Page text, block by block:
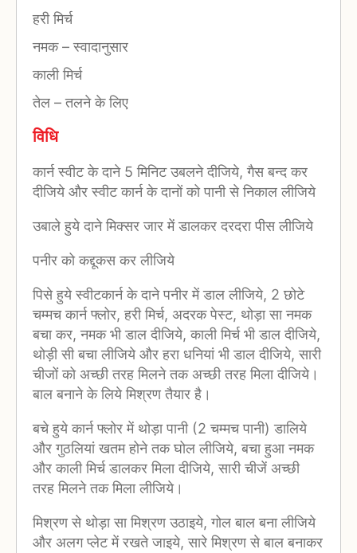
हरी मिर्च
नमक–स्वादानुसार
काली मिर्च
तेल –तलने के लिए
विधि
कार्न स्वीट के दाने 5 मिनिट उबलने दीजिये, गैस बन्द कर
दीजिये और स्वीट कार्न के दानों को पानी से निकाल लीजिये
उबाले हुये दाने मिक्सर जार में डालकर दरदरा पीस लीजिये
पनीर को कद्दूकस कर लीजिये
पिसे हुये स्वीटकार्न के दाने पनीर में डाल लीजिये, 2 छोटे
चम्मच कार्न फ्लोर, हरी मिर्च, अदरक पेस्ट, थोड़ा सा नमक
बचा कर, नमक भी डाल दीजिये, काली मिर्च भी डाल दीजिये,
थोड़ी सी बचा लीजिये और हरा धनियां भी डाल दीजिये, सारी
चीजों को अच्छी तरह मिलने तक अच्छी तरह मिला दीजिये।
बाल बनाने के लिये मिश्रण तैयार है।
बचे हुये कार्न फ्लोर में थोड़ा पानी (2 चम्मच पानी) डालिये
और गुठलियां खतम होने तक घोल लीजिये, बचा हुआ नमक
और काली मिर्च डालकर मिला दीजिये, सारी चीजें अच्छी
तरह मिलने तक मिला लीजिये।
मिश्रण से थोड़ा सा मिश्रण उठाइये, गोल बाल बना लीजिये
और अलग प्लेट में रखते जाइये, सारे मिश्रण से बाल बनाकर